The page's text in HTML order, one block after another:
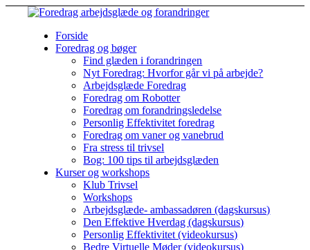
Forside
Foredrag og bøger
Find glæden i forandringen
Nyt Foredrag: Hvorfor går vi på arbejde?
Arbejdsglæde Foredrag
Foredrag om Robotter
Foredrag om forandringsledelse
Personlig Effektivitet foredrag
Foredrag om vaner og vanebrud
Fra stress til trivsel
Bog: 100 tips til arbejdsglæden
Kurser og workshops
Klub Trivsel
Workshops
Arbejdsglæde- ambassadøren (dagskursus)
Den Effektive Hverdag (dagskursus)
Personlig Effektivitet (videokursus)
Bedre Virtuelle Møder (videokursus)